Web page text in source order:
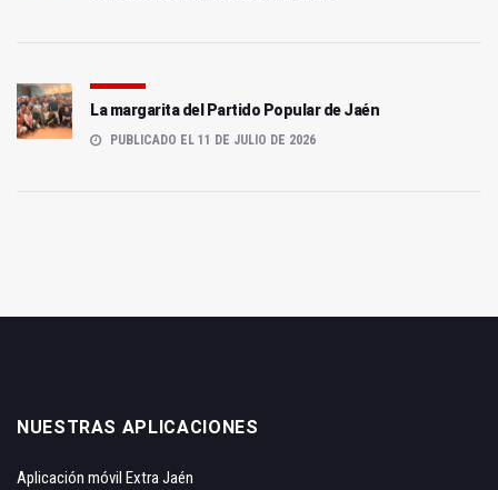
La margarita del Partido Popular de Jaén
PUBLICADO EL 11 DE JULIO DE 2026
NUESTRAS APLICACIONES
Aplicación móvil Extra Jaén